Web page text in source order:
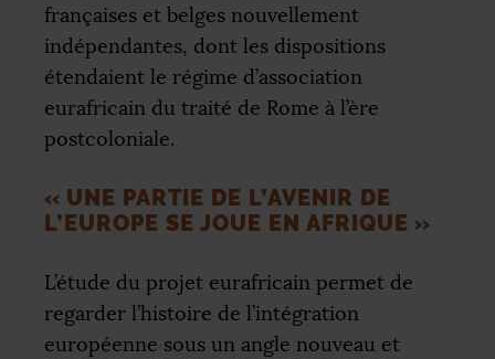
françaises et belges nouvellement
indépendantes, dont les dispositions
étendaient le régime d’association
eurafricain du traité de Rome à l’ère
postcoloniale.
« UNE PARTIE DE L’AVENIR DE
L’EUROPE SE JOUE EN AFRIQUE »
L’étude du projet eurafricain permet de
regarder l’histoire de l’intégration
européenne sous un angle nouveau et